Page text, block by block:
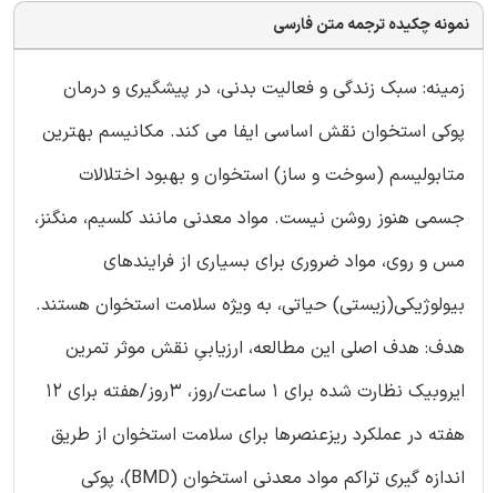
نمونه چکیده ترجمه متن فارسی
زمینه: سبک زندگی و فعالیت بدنی، در پیشگیری و درمان
پوکی استخوان نقش اساسی ایفا می کند. مکانیسم بهترین
متابولیسم (سوخت و ساز) استخوان و بهبود اختلالات
جسمی هنوز روشن نیست. مواد معدنی مانند کلسیم، منگنز،
مس و روی، مواد ضروری برای بسیاری از فرایندهای
بیولوژیکی(زیستی) حیاتی، به ویژه سلامت استخوان هستند.
هدف: هدف اصلی این مطالعه، ارزیابیِ نقش موثر تمرین
ایروبیک نظارت شده برای 1 ساعت/روز، 3روز/هفته برای 12
هفته در عملکرد ریزعنصرها برای سلامت استخوان از طریق
اندازه گیری تراکم مواد معدنی استخوان (BMD)، پوکی